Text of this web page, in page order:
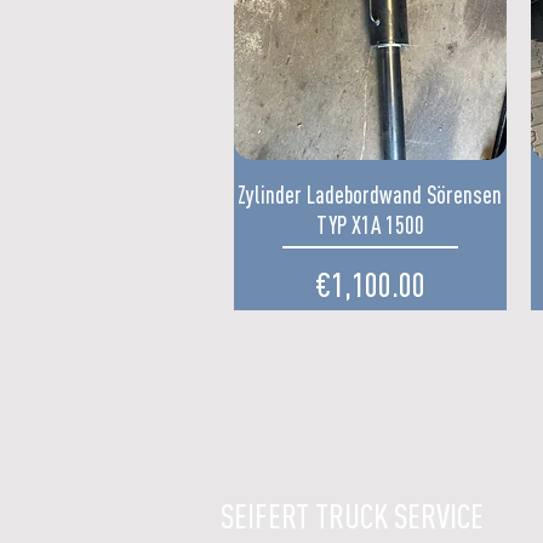
Quick View
Zylinder Ladebordwand Sörensen
TYP X1A 1500
Price
€1,100.00
SEIFERT TRUCK SERVICE